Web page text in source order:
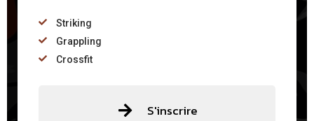
Striking
Grappling
Crossfit
S'inscrire